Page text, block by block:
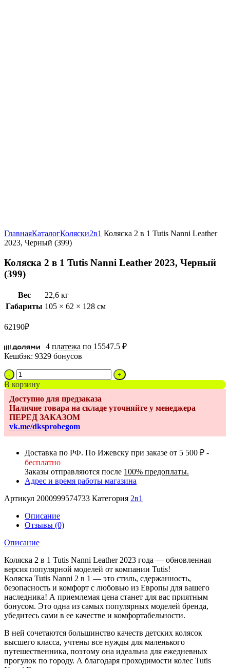
ГлавнаяКаталогКоляски2в1 Коляска 2 в 1 Tutis Nanni Leather
2023, Черный (399)
Коляска 2 в 1 Tutis Nanni Leather 2023, Черный
(399)
Вес
22,6 кг
Габариты 105 × 62 × 128 см
62190₽
4 платежа по 15547.5 ₽
Кешбэк: 9329 бонусов
Количество
товара
Коляска
2
в
1
Tutis
Nanni
2023,
Черный
(399)
В корзину
Доступно для предзаказа
Наличие товара на складе уточняйте у менеджера
ПЕРЕД ЗАКАЗОМ
vk.me/dksprobegom
Доставка по РФ. По Ижевску при заказе от 5 500 ₽ -
бесплатно
Заказы отправляются после 100% предоплаты.
Адрес и время работы магазина
Артикул 2000999574733 Категория 2в1
Описание
Отзывы (0)
Описание
Коляска 2 в 1 Tutis Nanni Leather 2023 года — обновленная
версия популярной моделей от компании Tutis!
Коляска Tutis Nanni 2 в 1 — это стиль, сдержанность,
безопасность и комфорт с любовью из Европы для вашего
наследника! А приемлемая цена станет для вас приятным
бонусом. Это одна из самых популярных моделей бренда,
убедитесь сами в ее качестве и комфортабельности.
В ней сочетаются большинство качеств детских колясок
высшего класса, учтены все нужды для маленького
путешественника, поэтому она идеальна для ежедневных
прогулок по городу. А благодаря проходимости колес Tutis